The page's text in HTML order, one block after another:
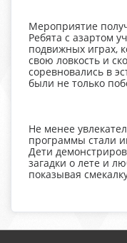
Мероприятие
Ребята с азартом
подвижных играх,
свою ловкость и
соревновались в
были не только
Не менее
программы стали
Дети
загадки о лете и
показывая